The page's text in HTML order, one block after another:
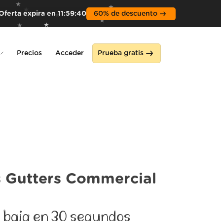
Oferta expira en 11:59:39 60% de descuento
Precios Acceder Prueba gratis
Gutters Commercial
baja en 30 segundos